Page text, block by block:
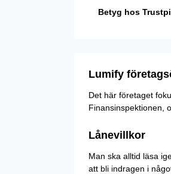
Betyg hos
Lumify
Det här företaget
Finansinspektionen,
Lånevillkor
Man ska alltid läsa
att bli indragen i